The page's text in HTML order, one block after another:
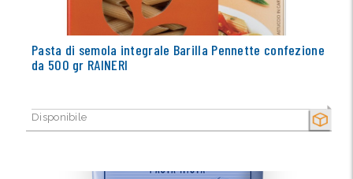
SECCO
Pasta di semola integrale Barilla Pennette confezione
da 500 gr RAINERI
Disponibile